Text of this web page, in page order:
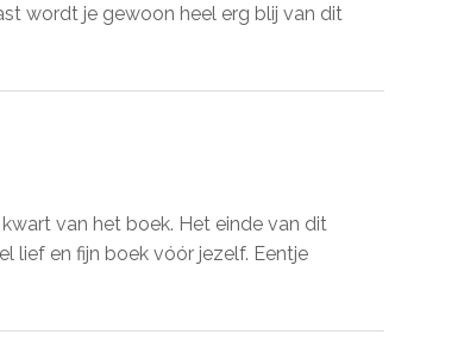
wordt je gewoon heel erg blij van dit
van het boek. Het einde van dit
lief en fijn boek vóór jezelf. Eentje